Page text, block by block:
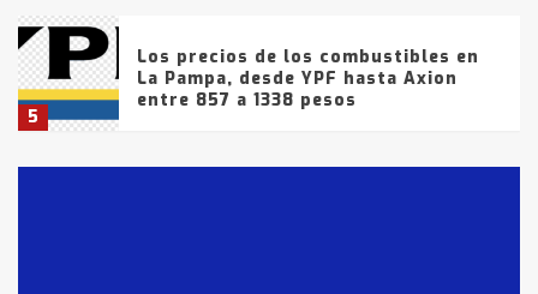
5
Los precios de los combustibles en
La Pampa, desde YPF hasta Axion
entre 857 a 1338 pesos